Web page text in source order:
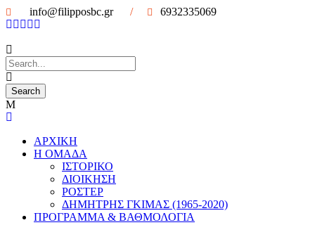
info@filipposbc.gr / 6932335069
ΑΡΧΙΚΗ
Η ΟΜΑΔΑ
ΙΣΤΟΡΙΚΟ
ΔΙΟΙΚΗΣΗ
ΡΟΣΤΕΡ
ΔΗΜΗΤΡΗΣ ΓΚΙΜΑΣ (1965-2020)
ΠΡΟΓΡΑΜΜΑ & ΒΑΘΜΟΛΟΓΙΑ